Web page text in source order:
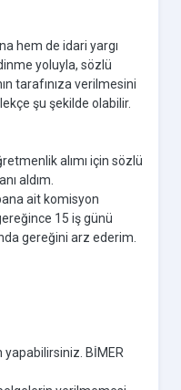
hem de idari yargı
yoluyla, sözlü
tarafınıza verilmesini
şu şekilde olabilir.
alımı için sözlü
aldım.
ait komisyon
15 iş günü
gereğini arz ederim.
BİMER